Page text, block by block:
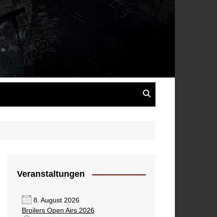
Veranstaltungen
8. August 2026
Broilers Open Airs 2026